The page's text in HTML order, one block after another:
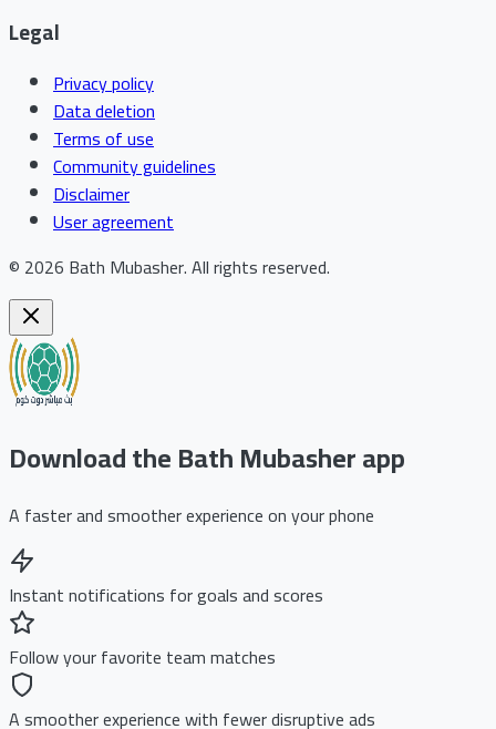
Legal
Privacy policy
Data deletion
Terms of use
Community guidelines
Disclaimer
User agreement
© 2026 Bath Mubasher.All rights reserved.
Download the Bath Mubasher app
A faster and smoother experience on your phone
Instant notifications for goals and scores
Follow your favorite team matches
A smoother experience with fewer disruptive ads